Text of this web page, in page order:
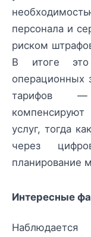
персонала и
риском
В итоге
операционных
тарифов —
услуг, тогда
через
планирование
Интересные